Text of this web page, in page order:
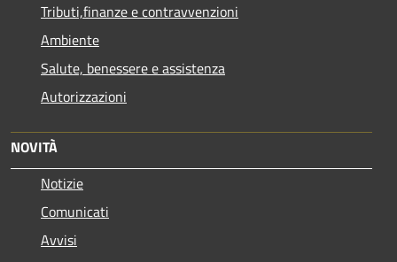
Tributi,finanze e contravvenzioni
Ambiente
Salute, benessere e assistenza
Autorizzazioni
NOVITÀ
Notizie
Comunicati
Avvisi